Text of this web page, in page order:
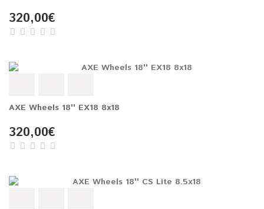
320,00€
AXE Wheels 18'' EX18 8x18
320,00€